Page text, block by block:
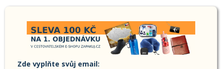
Zde vyplňte svůj email: